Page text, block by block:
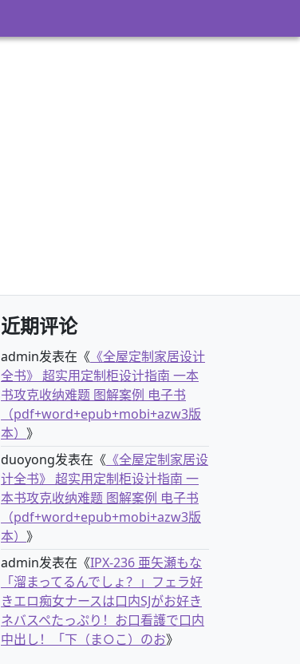
近期评论
admin发表在《 《全屋定制家居设计
全书》 超实用定制柜设计指南 一本
书攻克收纳难题 图解案例 电子书
（pdf+word+epub+mobi+azw3版
本） 》
duoyong发表在《 《全屋定制家居设
计全书》 超实用定制柜设计指南 一
本书攻克收纳难题 图解案例 电子书
（pdf+word+epub+mobi+azw3版
本） 》
admin发表在《IPX-236 亜矢瀬もな
「溜まってるんでしょ？」フェラ好
きエロ痴女ナースは口内SJがお好き
ネバスペたっぷり！お口看護で口内
中出し！「下（ま○こ）のお》